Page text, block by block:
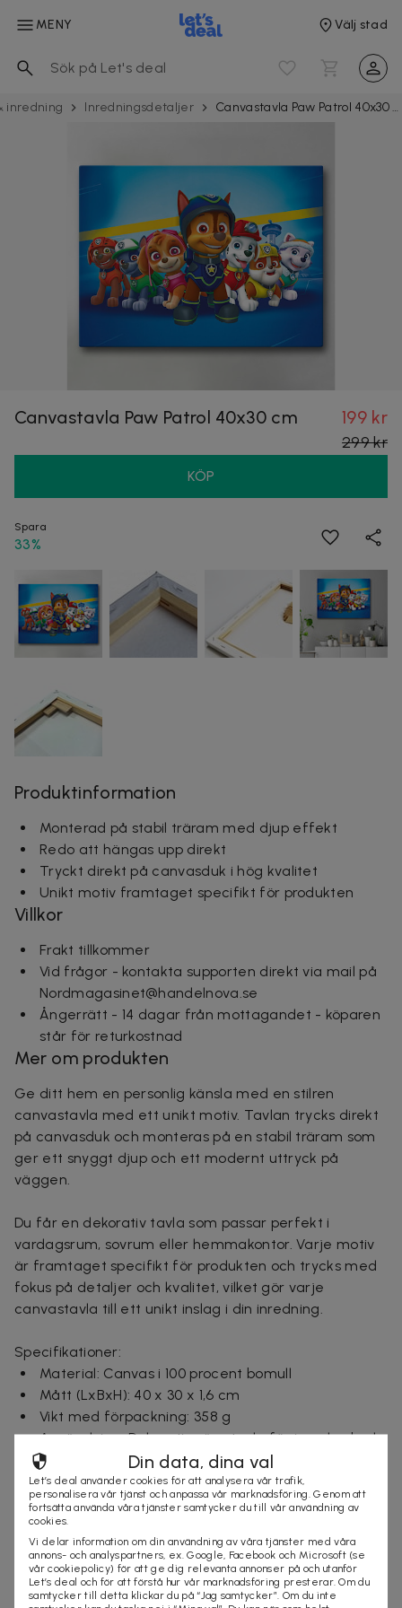
MENY Välj stad
inredning Inrednings­­detaljer Canvastavla Paw Patrol 40x30 cm
Canvastavla Paw Patrol 40x30 cm 199 kr
299 kr
KÖP
Spara
33%
Produktinformation
Monterad på stabil träram med djup effekt
Redo att hängas upp direkt
Tryckt direkt på canvasduk i hög kvalitet
Unikt motiv framtaget specifikt för produkten
Villkor
Frakt tillkommer
Vid frågor - kontakta supporten direkt via mail på
Nordmagasinet@handelnova.se
Ångerrätt - 14 dagar från mottagandet - köparen
står för returkostnad
Mer om produkten
Ge ditt hem en personlig känsla med en stilren
canvastavla med ett unikt motiv. Tavlan trycks direkt
på canvasduk och monteras på en stabil träram som
ger ett snyggt djup och ett modernt uttryck på
väggen.
Du får en dekorativ tavla som passar perfekt i
vardagsrum, sovrum eller hemmakontor. Varje motiv
är framtaget specifikt för produkten och trycks med
fokus på detaljer och kvalitet, vilket gör varje
canvastavla till ett unikt inslag i din inredning.
Specifikationer:
Material: Canvas i 100 procent bomull
Mått (LxBxH): 40 x 30 x 1,6 cm
Vikt med förpackning: 358 g
Användning: Dekorativ väggtavla för inomhusbruk
CE-märkning: Ja
Ursprungsland: Sverige
Garanti: Standardgaranti för fabrikationsfel
Ingår i paketet:
1 st canvastavla
8 st kilar
Din data, dina val
Let’s deal använder cookies för att analysera vår trafik,
personalisera vår tjänst och anpassa vår marknadsföring. Genom att
fortsätta använda våra tjänster samtycker du till vår användning av
cookies.
Vi delar information om din användning av våra tjänster med våra
annons- och analyspartners, ex. Google, Facebook och Microsoft (se
vår cookiepolicy) för att ge dig relevanta annonser på och utanför
Let’s deal och för att förstå hur vår marknadsföring presterar. Om du
samtycker till detta klickar du på “Jag samtycker”. Om du inte